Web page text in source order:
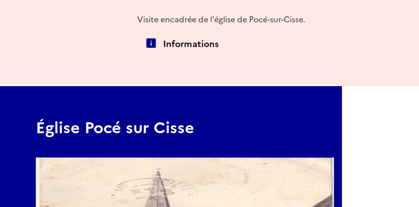
Visite encadrée de l'église de Pocé-sur-Cisse.
Informations
Église Pocé sur Cisse